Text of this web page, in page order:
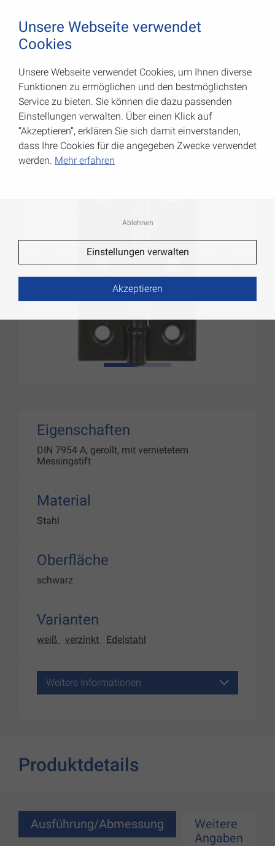
Schmale Scharniere
Art.-Nr.: 000501080S
1
Eigenschaften
DIN 7954 A, gerollt, mit vernietetem
Messingstift
Material
Stahl
Oberfläche
schwarz
Varianten
weiß verzinkt Edelstahl
Weitere Informationen
Produktdetails
Ausführung/Abmessung
Weitere
Angaben
Unsere Webseite verwendet
Cookies
Unsere Webseite verwendet Cookies, um Ihnen diverse
Funktionen zu ermöglichen und den bestmöglichsten
Service zu bieten. Sie können die dazu passenden
Einstellungen verwalten. Über einen Klick auf
“Akzeptieren”, erklären Sie sich damit einverstanden,
dass Ihre Cookies für die angegeben Zwecke verwendet
werden. Mehr erfahren
Ablehnen
Einstellungen verwalten
Akzeptieren